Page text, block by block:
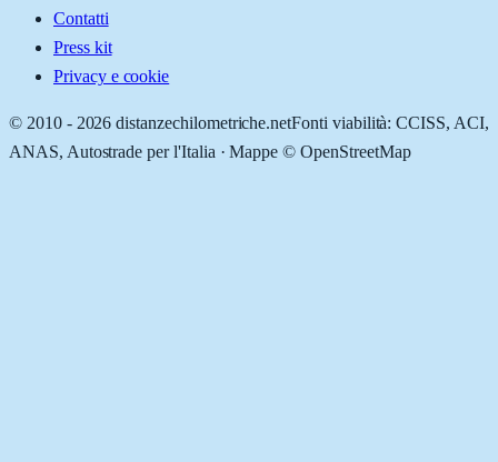
Contatti
Press kit
Privacy e cookie
© 2010 - 2026 distanzechilometriche.netFonti viabilità: CCISS, ACI,
ANAS, Autostrade per l'Italia · Mappe © OpenStreetMap